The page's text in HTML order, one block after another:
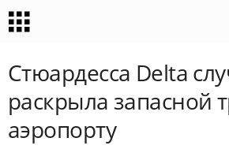
Стюардесса Delta
раскрыла запасной
аэропорту